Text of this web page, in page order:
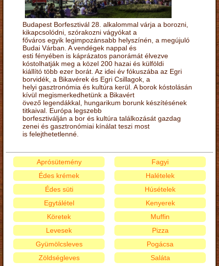
Budapest Borfesztivál 28. alkalommal várja a borozni,
kikapcsolódni, szórakozni vágyókat a
főváros egyik legimpozánsabb helyszínén, a megújuló
Budai Várban. A vendégek nappal és
esti fényében is káprázatos panorámát élvezve
kóstolhatják meg a közel 200 hazai és külföldi
kiállító több ezer borát. Az idei év fókuszába az Egri
borvidék, a Bikavérek és Egri Csillagok, a
helyi gasztronómia és kultúra kerül. A borok kóstolásán
kívül megismerkedhetünk a Bikavért
övező legendákkal, hungarikum borunk készítésének
titkaival. Európa legszebb
borfesztiválján a bor és kultúra találkozását gazdag
zenei és gasztronómiai kínálat teszi most
is felejthetetlenné.
Aprósütemény
Édes krémek
Édes süti
Egytálétel
Fagyi
Halételek
Húsételek
Kenyerek
Köretek
Levesek
Gyümölcsleves
Zöldségleves
Muffin
Pizza
Pogácsa
Saláta